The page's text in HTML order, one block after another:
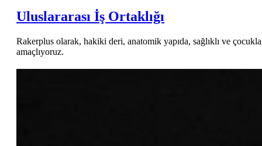
Uluslararası İş Ortaklığı
Rakerplus olarak, hakiki deri, anatomik yapıda, sağlıklı ve
amaçlıyoruz.